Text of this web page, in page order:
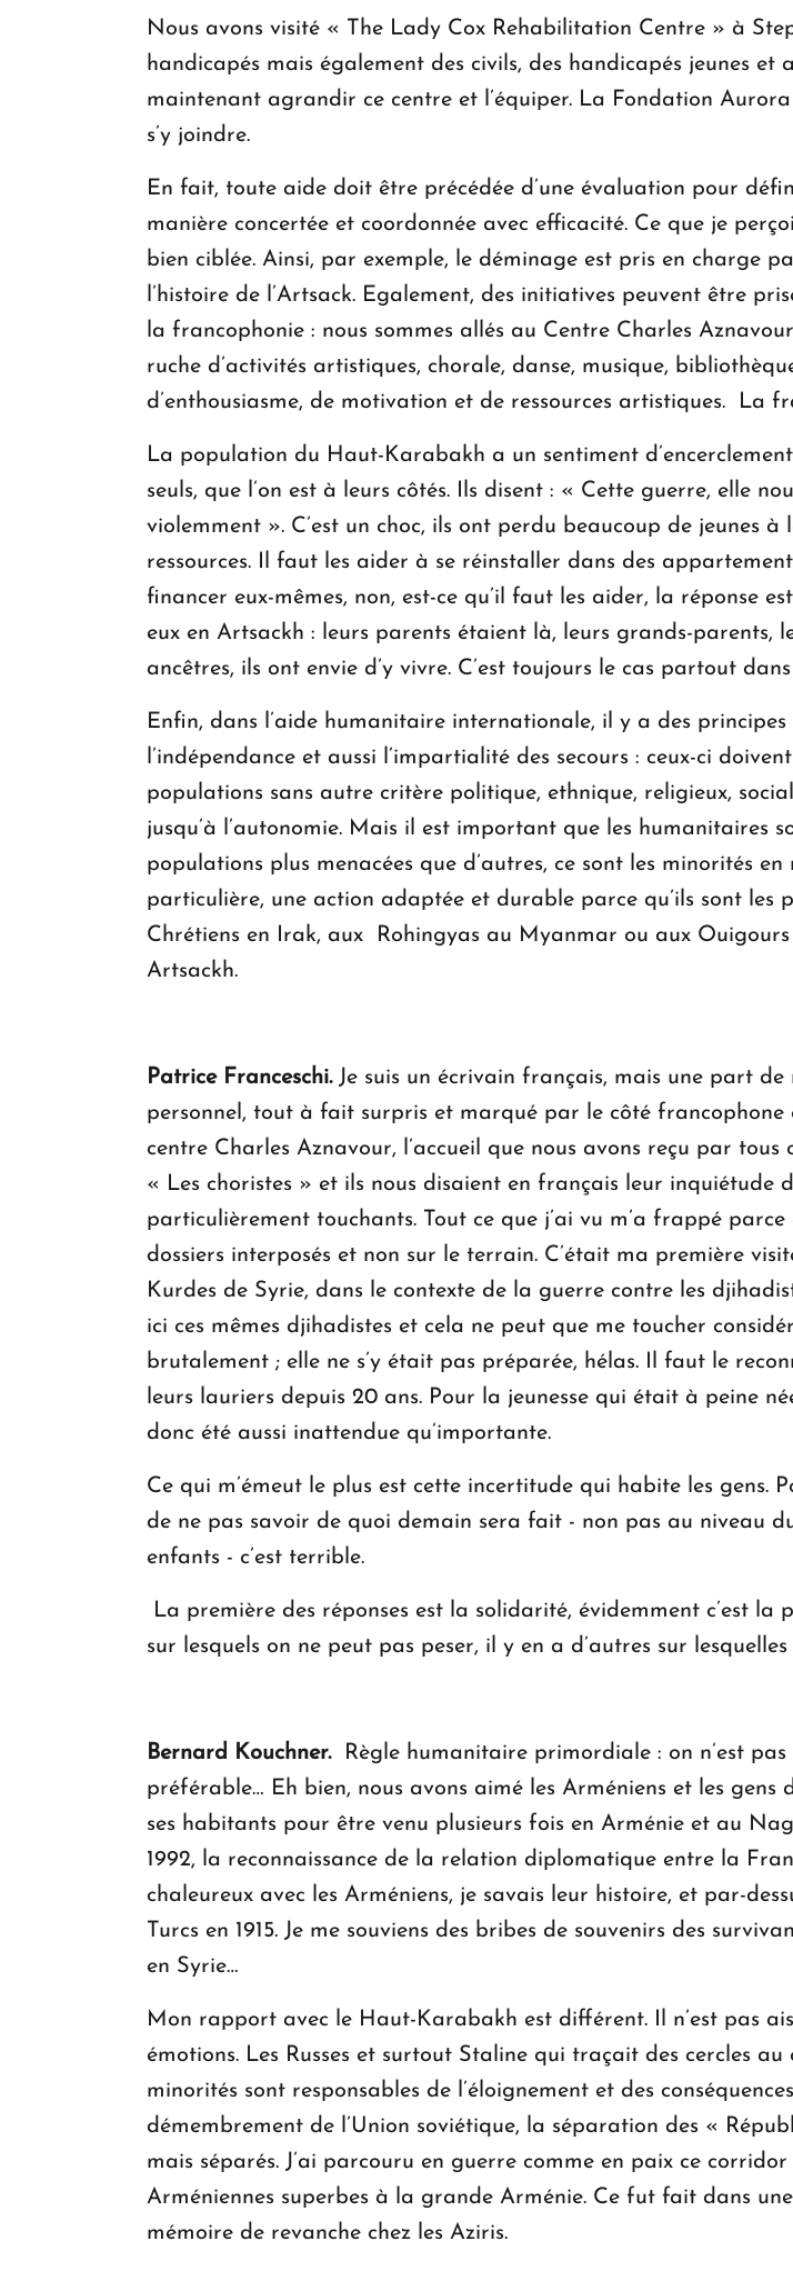
Nous avons visité « The Lady Cox Rehabilitation Centre » à
handicapés mais également des civils, des handicapés jeunes
maintenant agrandir ce centre et l’équiper. La Fondation
s’y joindre.
En fait, toute aide doit être précédée d’une évaluation pour
manière concertée et coordonnée avec efficacité. Ce que je
bien ciblée. Ainsi, par exemple, le déminage est pris en charge
l’histoire de l’Artsack. Egalement, des initiatives peuvent être
la francophonie : nous sommes allés au Centre Charles
ruche d’activités artistiques, chorale, danse, musique,
d’enthousiasme, de motivation et de ressources artistiques. La
La population du Haut-Karabakh a un sentiment
seuls, que l’on est à leurs côtés. Ils disent : « Cette guerre, elle
violemment ». C’est un choc, ils ont perdu beaucoup de jeunes
ressources. Il faut les aider à se réinstaller dans des
financer eux-mêmes, non, est-ce qu’il faut les aider, la réponse
eux en Artsackh : leurs parents étaient là, leurs grands-parents,
ancêtres, ils ont envie d’y vivre. C’est toujours le cas partout
Enfin, dans l’aide humanitaire internationale, il y a des
l’indépendance et aussi l’impartialité des secours : ceux-ci
populations sans autre critère politique, ethnique, religieux,
jusqu’à l’autonomie. Mais il est important que les humanitaires
populations plus menacées que d’autres, ce sont les minorités
particulière, une action adaptée et durable parce qu’ils sont les
Chrétiens en Irak, aux Rohingyas au Myanmar ou aux Ouigours
Artsackh.
Patrice Franceschi. Je suis un écrivain français, mais une part
personnel, tout à fait surpris et marqué par le côté
centre Charles Aznavour, l’accueil que nous avons reçu par
« Les choristes » et ils nous disaient en français leur inquiétude
particulièrement touchants. Tout ce que j’ai vu m’a frappé
dossiers interposés et non sur le terrain. C’était ma première
Kurdes de Syrie, dans le contexte de la guerre contre les
ici ces mêmes djihadistes et cela ne peut que me toucher
brutalement ; elle ne s’y était pas préparée, hélas. Il faut le
leurs lauriers depuis 20 ans. Pour la jeunesse qui était à peine
donc été aussi inattendue qu’importante.
Ce qui m’émeut le plus est cette incertitude qui habite les gens.
de ne pas savoir de quoi demain sera fait - non pas au niveau
enfants - c’est terrible.
La première des réponses est la solidarité, évidemment c’est la
sur lesquels on ne peut pas peser, il y en a d’autres sur
Bernard Kouchner.Règle humanitaire primordiale : on n’est pas
préférable… Eh bien, nous avons aimé les Arméniens et les
ses habitants pour être venu plusieurs fois en Arménie et au
1992, la reconnaissance de la relation diplomatique entre la
chaleureux avec les Arméniens, je savais leur histoire, et par-
Turcs en 1915. Je me souviens des bribes de souvenirs des
en Syrie…
Mon rapport avec le Haut-Karabakh est différent. Il n’est pas
émotions. Les Russes et surtout Staline qui traçait des cercles
minorités sont responsables de l’éloignement et des
démembrement de l’Union soviétique, la séparation des «
mais séparés. J’ai parcouru en guerre comme en paix ce
Arméniennes superbes à la grande Arménie. Ce fut fait dans
mémoire de revanche chez les Aziris.